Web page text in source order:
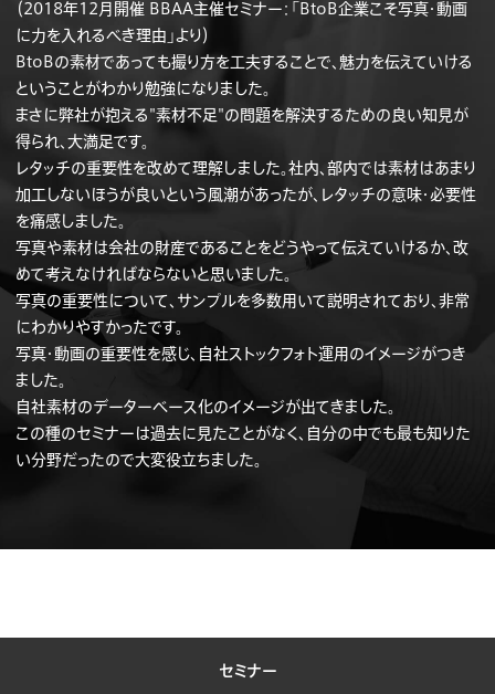
（2018年12月開催 BBAA主催セミナー：「BtoB企業こそ写真・動画
に力を入れるべき理由」より）
BtoBの素材であっても撮り方を工夫することで、魅力を伝えていける
ということがわかり勉強になりました。
まさに弊社が抱える"素材不足"の問題を解決するための良い知見が
得られ、大満足です。
レタッチの重要性を改めて理解しました。社内、部内では素材はあまり
加工しないほうが良いという風潮があったが、レタッチの意味・必要性
を痛感しました。
写真や素材は会社の財産であることをどうやって伝えていけるか、改
めて考えなければならないと思いました。
写真の重要性について、サンプルを多数用いて説明されており、非常
にわかりやすかったです。
写真・動画の重要性を感じ、自社ストックフォト運用のイメージがつき
ました。
自社素材のデーターベース化のイメージが出てきました。
この種のセミナーは過去に見たことがなく、自分の中でも最も知りた
い分野だったので大変役立ちました。
セミナー